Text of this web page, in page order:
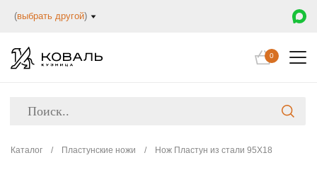
(выбрать другой)
0
Каталог / Пластунские ножи / Нож Пластун из стали 95Х18